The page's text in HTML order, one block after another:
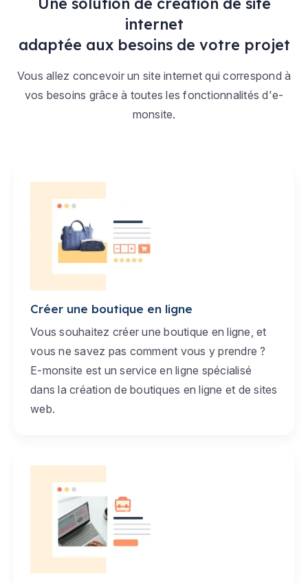
internet
adaptée aux besoins de votre projet
Vous allez concevoir un site internet qui correspond à
vos besoins grâce à toutes les fonctionnalités d'e-
monsite.
Créer une boutique en ligne
Vous souhaitez créer une boutique en ligne, et
vous ne savez pas comment vous y prendre ?
E-monsite est un service en ligne spécialisé
dans la création de boutiques en ligne et de sites
web.